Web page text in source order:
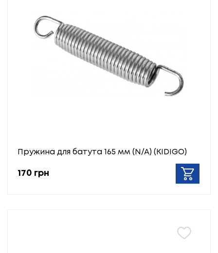
Пружина для батута 165 мм (N/A) (KIDIGO)
170 грн